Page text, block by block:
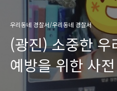
우리동네 경찰서/우리동네 경찰서
(광진) 소중한 우
예방을 위한 사